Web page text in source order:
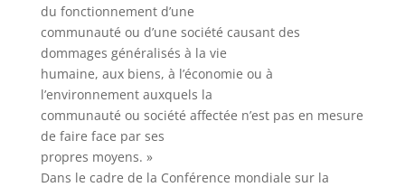
du fonctionnement d’une
communauté ou d’une société causant des
dommages généralisés à la vie
humaine, aux biens, à l’économie ou à
l’environnement auxquels la
communauté ou société affectée n’est pas en mesure
de faire face par ses
propres moyens. »
Dans le cadre de la Conférence mondiale sur la